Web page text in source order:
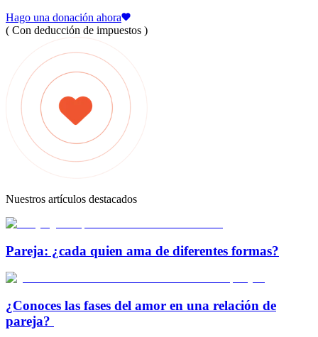
Hago una donación ahora
( Con deducción de impuestos )
Nuestros artículos destacados
Pareja: ¿cada quien ama de diferentes formas?
¿Conoces las fases del amor en una relación de
pareja?